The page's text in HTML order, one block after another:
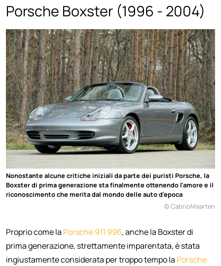
Porsche Boxster (1996 - 2004)
Nonostante alcune critiche iniziali da parte dei puristi Porsche, la
Boxster di prima generazione sta finalmente ottenendo l'amore e il
riconoscimento che merita dal mondo delle auto d'epoca
© CabrioMaarten
Proprio come la Porsche 911 996, anche la Boxster di
prima generazione, strettamente imparentata, è stata
ingiustamente considerata per troppo tempo la Porsche